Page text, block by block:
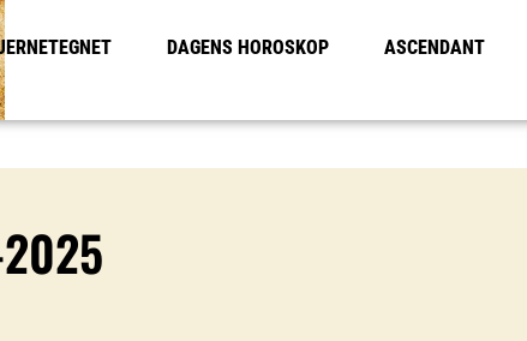
DAGENS HOROSKOP ASCENDANT